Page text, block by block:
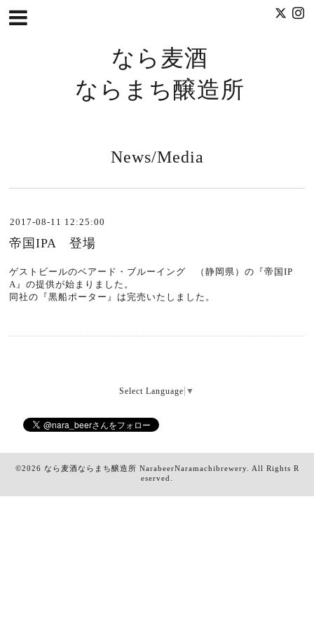
なら麦酒
ならまち醸造所
News/Media
2017-08-11 12:25:00
帝国IPA 登場
ゲストビールのベアード・ブルーイング （静岡県）の『帝国IP
A』の提供が始まりました。
同社の『黒船ポーター』は完売いたしました。
Select Language ▼
©2026 なら麦酒ならまち醸造所 NarabeerNaramachibrewery. All Rights R
eserved.